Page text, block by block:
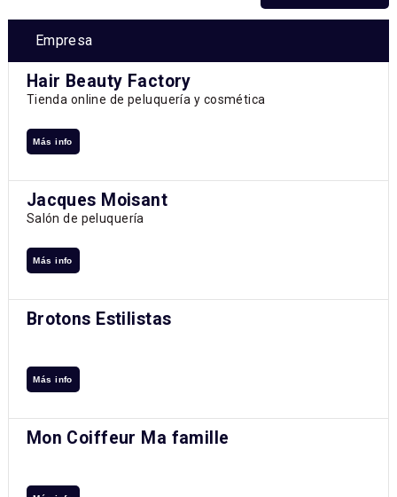
Empresa
Hair Beauty Factory
Tienda online de peluquería y cosmética
Más info
Jacques Moisant
Salón de peluquería
Más info
Brotons Estilistas
Más info
Mon Coiffeur Ma famille